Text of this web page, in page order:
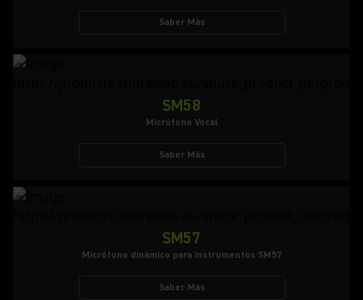
Saber Más
SM58
Micrófono Vocal
Saber Más
SM57
Micrófono dinámico para instrumentos SM57
Saber Más